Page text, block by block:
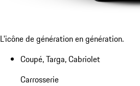
L'icône de génération en génération.
Coupé, Targa, Cabriolet
Carrosserie